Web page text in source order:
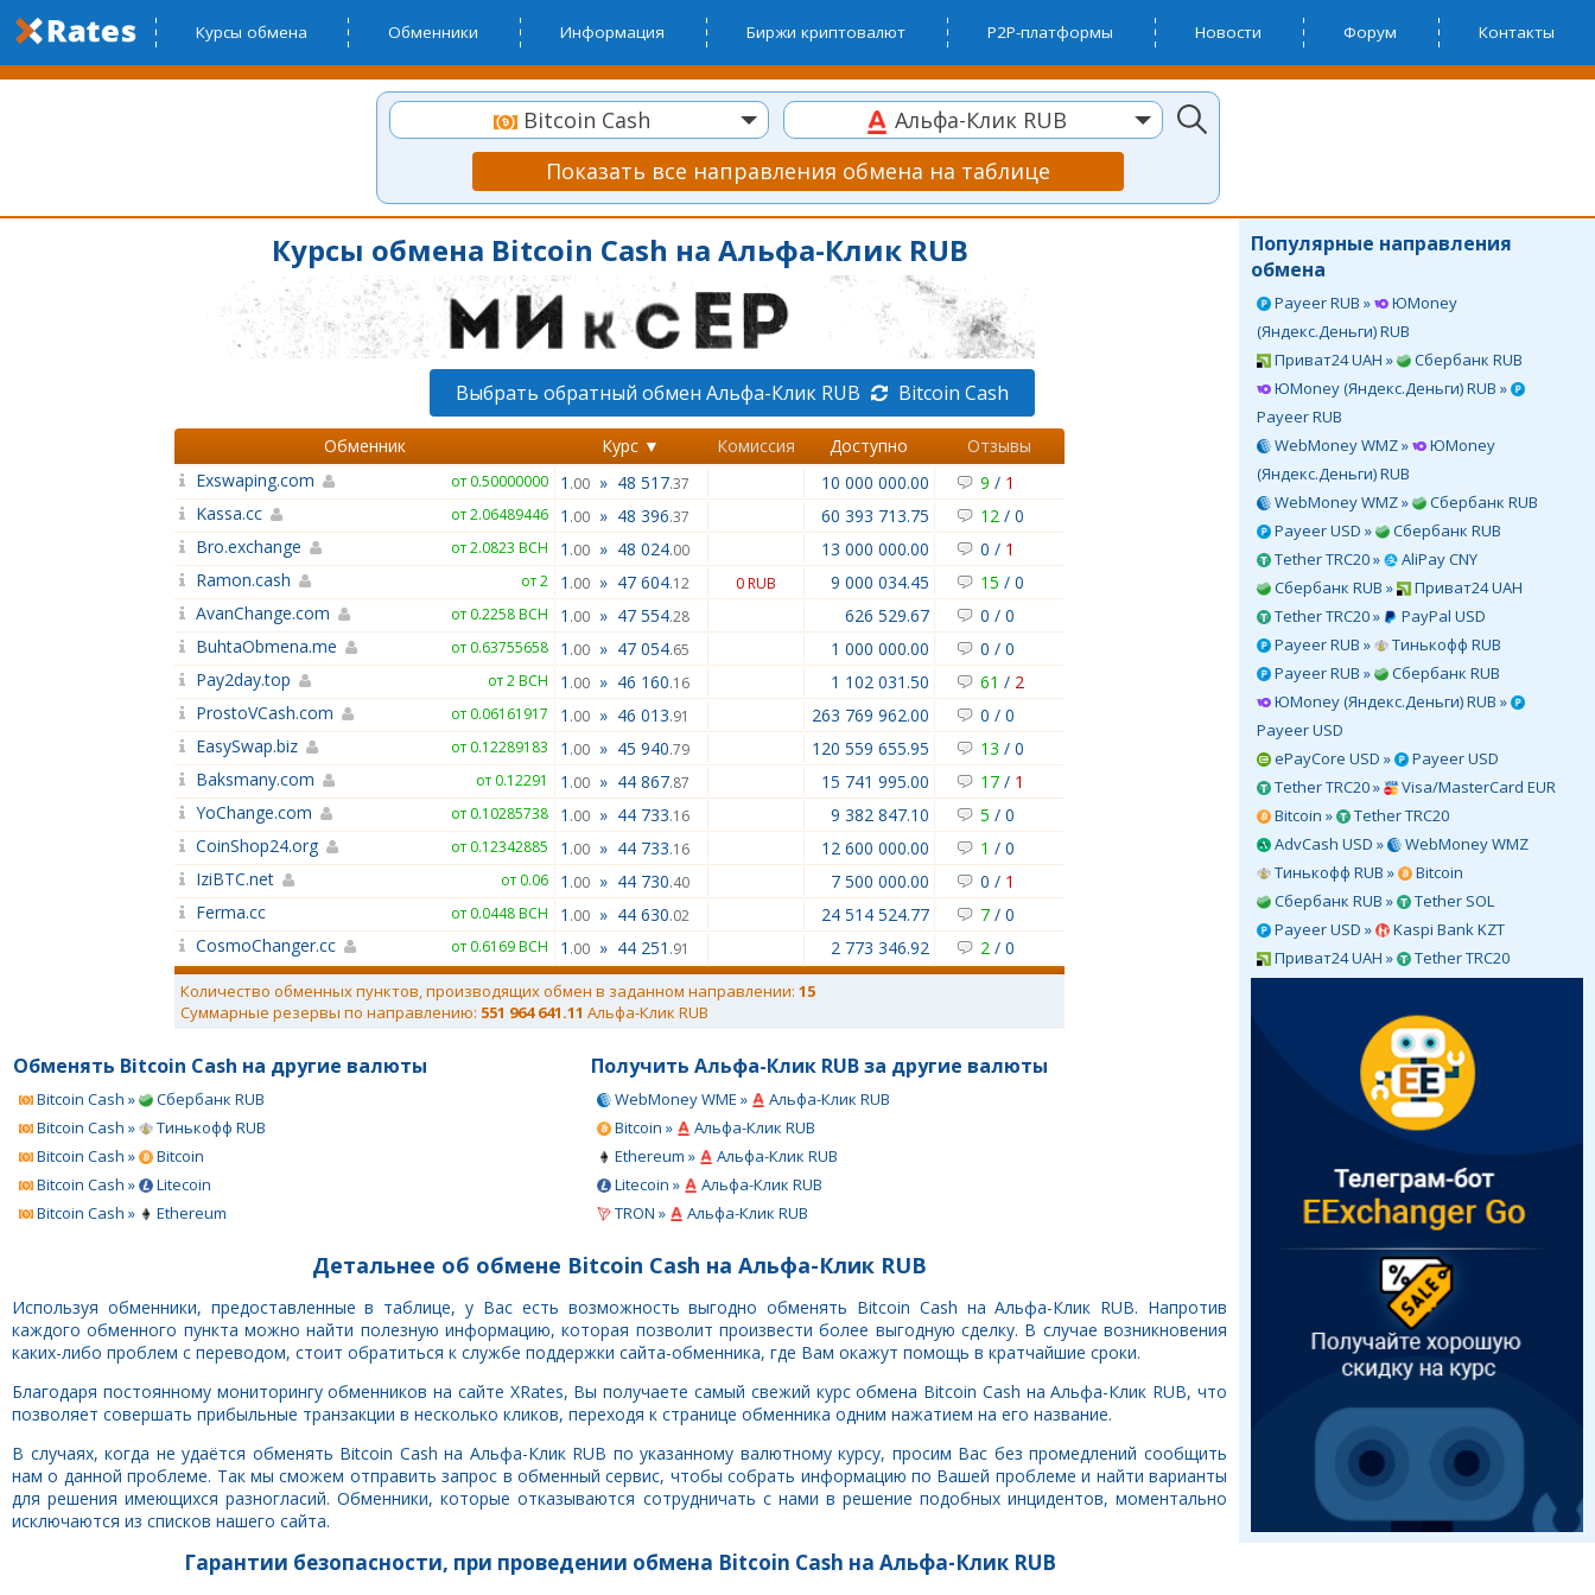
Курсы обмена Обменники Информация Биржи криптовалют P2P-платформы Новости Форум Контакты
Bitcoin Cash
Альфа-Клик RUB
Показать все направления обмена на таблице
Популярные направления
обмена
Payeer RUB »
ЮMoney
(Яндекс.Деньги) RUB
Приват24 UAH »
Сбербанк RUB
ЮMoney (Яндекс.Деньги) RUB »
Payeer RUB
WebMoney WMZ »
ЮMoney
(Яндекс.Деньги) RUB
WebMoney WMZ »
Сбербанк RUB
Payeer USD »
Сбербанк RUB
Tether TRC20 »
AliPay CNY
Сбербанк RUB »
Приват24 UAH
Tether TRC20 »
PayPal USD
Payeer RUB »
Тинькофф RUB
Payeer RUB »
Сбербанк RUB
ЮMoney (Яндекс.Деньги) RUB »
Payeer USD
ePayCore USD »
Payeer USD
Tether TRC20 »
Visa/MasterCard EUR
Bitcoin »
Tether TRC20
AdvCash USD »
WebMoney WMZ
Тинькофф RUB »
Bitcoin
Сбербанк RUB »
Tether SOL
Payeer USD »
Kaspi Bank KZT
Приват24 UAH »
Tether TRC20
Курсы обмена Bitcoin Cash на Альфа-Клик RUB
Выбрать обратный обмен Альфа-Клик RUB Bitcoin Cash
Обменник Курс ▼ Комиссия Доступно
Отзывы
Exswaping.com
от 0.50000000 1 .00 » 48 517.37 10 000 000.00 9 / 1
Kassa.cc
от 2.06489446 1 .00 » 48 396.37 60 393 713.75 12 / 0
Bro.exchange
от 2.0823 BCH 1 .00 » 48 024.00 13 000 000.00 0 / 1
Ramon.cash
от 2 1 .00 » 47 604.12 0 RUB 9 000 034.45 15 / 0
AvanChange.com
от 0.2258 BCH 1 .00 » 47 554.28 626 529.67 0 / 0
BuhtaObmena.me
от 0.63755658 1 .00 » 47 054.65 1 000 000.00 0 / 0
Pay2day.top
от 2 BCH 1 .00 » 46 160.16 1 102 031.50 61 / 2
ProstoVCash.com
от 0.06161917 1 .00 » 46 013.91 263 769 962.00 0 / 0
EasySwap.biz
от 0.12289183 1 .00 » 45 940.79 120 559 655.95 13 / 0
Baksmany.com
от 0.12291 1 .00 » 44 867.87 15 741 995.00 17 / 1
YoChange.com
от 0.10285738 1 .00 » 44 733.16 9 382 847.10 5 / 0
CoinShop24.org
от 0.12342885 1 .00 » 44 733.16 12 600 000.00 1 / 0
IziBTC.net
от 0.06 1 .00 » 44 730.40 7 500 000.00 0 / 1
Ferma.cc
от 0.0448 BCH 1 .00 » 44 630.02 24 514 524.77 7 / 0
CosmoChanger.cc
от 0.6169 BCH 1 .00 » 44 251 .91 2 773 346.92 2 / 0
Количество обменных пунктов, производящих обмен в заданном направлении: 15
Суммарные резервы по направлению: 551 964 641.11 Альфа-Клик RUB
Обменять Bitcoin Cash на другие валюты
Bitcoin Cash »
Сбербанк RUB
Bitcoin Cash »
Тинькофф RUB
Bitcoin Cash »
Bitcoin
Bitcoin Cash »
Litecoin
Bitcoin Cash »
Ethereum
Получить Альфа-Клик RUB за другие валюты
WebMoney WME »
Альфа-Клик RUB
Bitcoin »
Альфа-Клик RUB
Ethereum »
Альфа-Клик RUB
Litecoin »
Альфа-Клик RUB
TRON »
Альфа-Клик RUB
Детальнее об обмене Bitcoin Cash на Альфа-Клик RUB
Используя обменники, предоставленные в таблице, у Вас есть возможность выгодно обменять Bitcoin Cash на Альфа-Клик RUB. Напротив
каждого обменного пункта можно найти полезную информацию, которая позволит произвести более выгодную сделку. В случае возникновения
каких-либо проблем с переводом, стоит обратиться к службе поддержки сайта-обменника, где Вам окажут помощь в кратчайшие сроки.
Благодаря постоянному мониторингу обменников на сайте XRates, Вы получаете самый свежий курс обмена Bitcoin Cash на Альфа-Клик RUB, что
позволяет совершать прибыльные транзакции в несколько кликов, переходя к странице обменника одним нажатием на его название.
В случаях, когда не удаётся обменять Bitcoin Cash на Альфа-Клик RUB по указанному валютному курсу, просим Вас без промедлений сообщить
нам о данной проблеме. Так мы сможем отправить запрос в обменный сервис, чтобы собрать информацию по Вашей проблеме и найти варианты
для решения имеющихся разногласий. Обменники, которые отказываются сотрудничать с нами в решение подобных инцидентов, моментально
исключаются из списков нашего сайта.
Гарантии безопасности, при проведении обмена Bitcoin Cash на Альфа-Клик RUB